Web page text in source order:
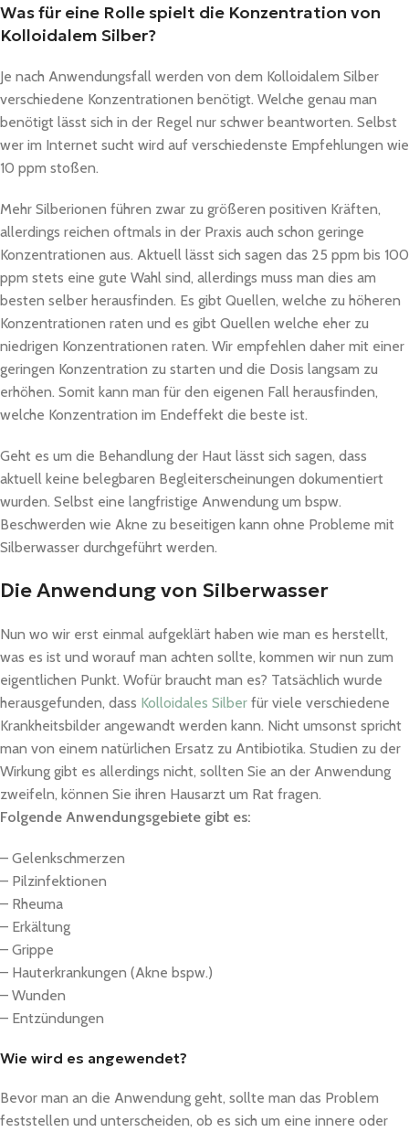
Was für eine Rolle spielt die Konzentration von
Kolloidalem Silber?
Je nach Anwendungsfall werden von dem Kolloidalem Silber
verschiedene Konzentrationen benötigt. Welche genau man
benötigt lässt sich in der Regel nur schwer beantworten. Selbst
wer im Internet sucht wird auf verschiedenste Empfehlungen wie
10 ppm stoßen.
Mehr Silberionen führen zwar zu größeren positiven Kräften,
allerdings reichen oftmals in der Praxis auch schon geringe
Konzentrationen aus. Aktuell lässt sich sagen das 25 ppm bis 100
ppm stets eine gute Wahl sind, allerdings muss man dies am
besten selber herausfinden. Es gibt Quellen, welche zu höheren
Konzentrationen raten und es gibt Quellen welche eher zu
niedrigen Konzentrationen raten. Wir empfehlen daher mit einer
geringen Konzentration zu starten und die Dosis langsam zu
erhöhen. Somit kann man für den eigenen Fall herausfinden,
welche Konzentration im Endeffekt die beste ist.
Geht es um die Behandlung der Haut lässt sich sagen, dass
aktuell keine belegbaren Begleiterscheinungen dokumentiert
wurden. Selbst eine langfristige Anwendung um bspw.
Beschwerden wie Akne zu beseitigen kann ohne Probleme mit
Silberwasser durchgeführt werden.
Die Anwendung von Silberwasser
Nun wo wir erst einmal aufgeklärt haben wie man es herstellt,
was es ist und worauf man achten sollte, kommen wir nun zum
eigentlichen Punkt. Wofür braucht man es? Tatsächlich wurde
herausgefunden, dass Kolloidales Silber für viele verschiedene
Krankheitsbilder angewandt werden kann. Nicht umsonst spricht
man von einem natürlichen Ersatz zu Antibiotika. Studien zu der
Wirkung gibt es allerdings nicht, sollten Sie an der Anwendung
zweifeln, können Sie ihren Hausarzt um Rat fragen.
Folgende Anwendungsgebiete gibt es:
– Gelenkschmerzen
– Pilzinfektionen
– Rheuma
– Erkältung
– Grippe
– Hauterkrankungen (Akne bspw.)
– Wunden
– Entzündungen
Wie wird es angewendet?
Bevor man an die Anwendung geht, sollte man das Problem
feststellen und unterscheiden, ob es sich um eine innere oder